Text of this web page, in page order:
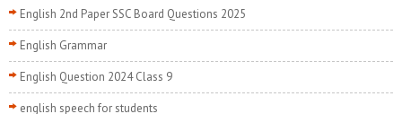
English 2nd Paper SSC Board Questions 2025
English Grammar
English Question 2024 Class 9
english speech for students